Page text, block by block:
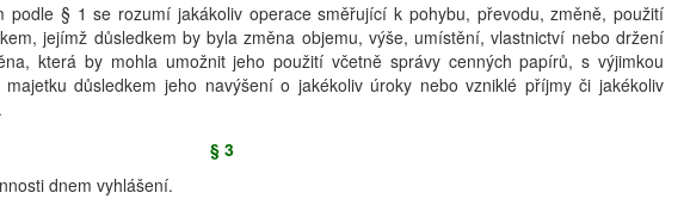
podle § 1 se rozumí jakákoliv operace směřující k pohybu, převodu, změně, použití
jejímž důsledkem by byla změna objemu, výše, umístění, vlastnictví nebo držení
která by mohla umožnit jeho použití včetně správy cenných papírů, s výjimkou
důsledkem jeho navýšení o jakékoliv úroky nebo vzniklé příjmy či jakékoliv
§ 3
dnem vyhlášení.